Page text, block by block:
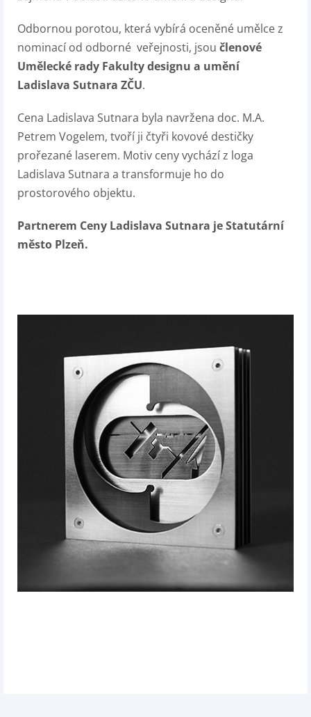
Odbornou porotou, která vybírá oceněné umělce z
nominací od odborné veřejnosti, jsou členové
Umělecké rady Fakulty designu a umění
Ladislava Sutnara ZČU.
Cena Ladislava Sutnara byla navržena doc. M.A.
Petrem Vogelem, tvoří ji čtyři kovové destičky
prořezané laserem. Motiv ceny vychází z loga
Ladislava Sutnara a transformuje ho do
prostorového objektu.
Partnerem Ceny Ladislava Sutnara je Statutární
město Plzeň.